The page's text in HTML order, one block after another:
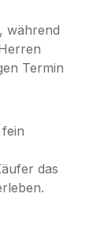
während
Termin
das